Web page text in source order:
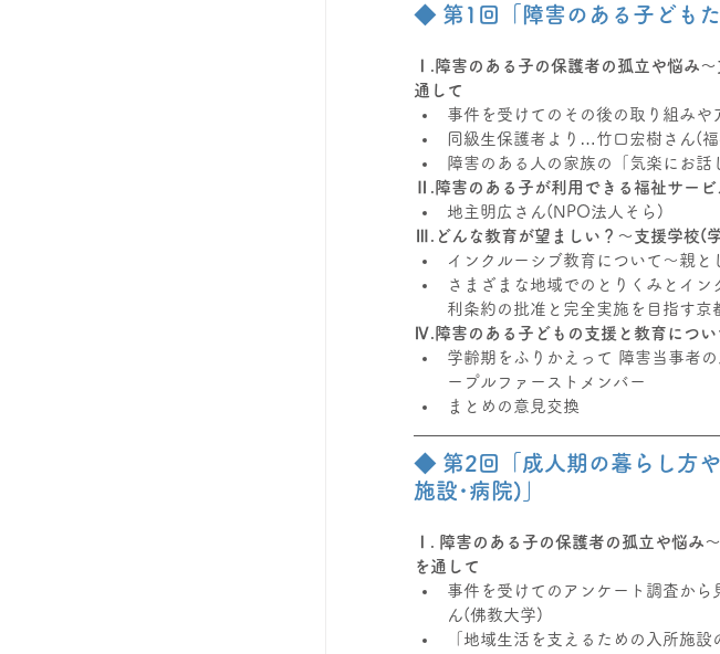
◆ 第1回「障害のある子どもた
Ⅰ.障害のある子の保護者の孤立や悩み
通して
事件を受けてのその後の取り組み
同級生保護者より…竹口宏樹さん(
障害のある人の家族の「気楽にお
Ⅱ.障害のある子が利用できる福祉サー
地主明広さん(NPO法人そら)
Ⅲ.どんな教育が望ましい？～支援学校(
インクルーシブ教育について～親
さまざまな地域でのとりくみとイ
利条約の批准と完全実施を目指す
Ⅳ.障害のある子どもの支援と教育につい
学齢期をふりかえって 障害当事者
ープルファーストメンバー
まとめの意見交換
◆ 第2回「成人期の暮らし方
施設･病院)」
Ⅰ. 障害のある子の保護者の孤立や悩み
を通して
事件を受けてのアンケート調査か
ん(佛教大学)
「地域生活を支えるための入所施